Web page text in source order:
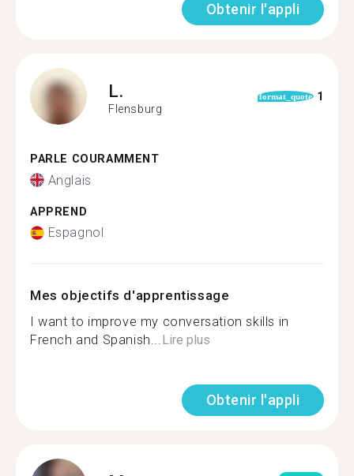
Obtenir l'appli
L.
Flensburg
format_quote 1
PARLE COURAMMENT
Anglais
APPREND
Espagnol
Mes objectifs d'apprentissage
I want to improve my conversation skills in
French and Spanish...Lire plus
Obtenir l'appli